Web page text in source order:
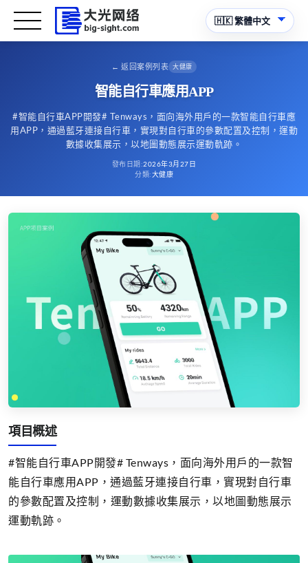
←返回案例列表 大健康
智能自行車應用APP
#智能自行車APP開發# Tenways，面向海外用戶的一款智能自行車應
用APP，通過藍牙連接自行車，實現對自行車的參數配置及控制，運動
數據收集展示，以地圖動態展示運動軌跡。
發布日期:2026年3月27日
分類:大健康
項目概述
#智能自行車APP開發# Tenways，面向海外用戶的一款智
能自行車應用APP，通過藍牙連接自行車，實現對自行車
的參數配置及控制，運動數據收集展示，以地圖動態展示
運動軌跡。